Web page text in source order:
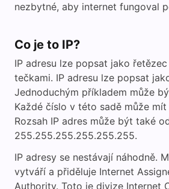
nezbytné, aby internet fungoval
Co je to IP?
IP adresu lze popsat jako
tečkami. IP adresu lze popsat
Jednoduchým příkladem může
Každé číslo v této sadě může
Rozsah IP adres může být také
255.255.255.255.255.255.
IP adresy se nestávají náhodně.
vytváří a přiděluje Internet
Authority. Toto je divize Internet